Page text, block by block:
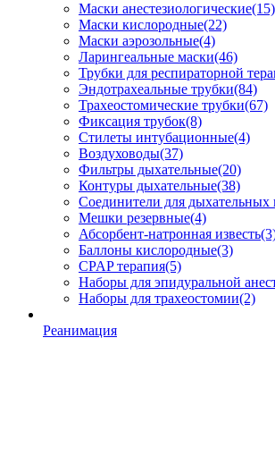
Маски анестезиологические(15)
Маски кислородные(22)
Маски аэрозольные(4)
Ларингеальные маски(46)
Трубки для респираторной
Эндотрахеальные трубки(84)
Трахеостомические трубки(67)
Фиксация трубок(8)
Стилеты интубационные(4)
Воздуховоды(37)
Фильтры дыхательные(20)
Контуры дыхательные(38)
Соединители для дыхательных
Мешки резервные(4)
Абсорбент-натронная известь
Баллоны кислородные(3)
CPAP терапия(5)
Наборы для эпидуральной
Наборы для трахеостомии(2)
Реанимация